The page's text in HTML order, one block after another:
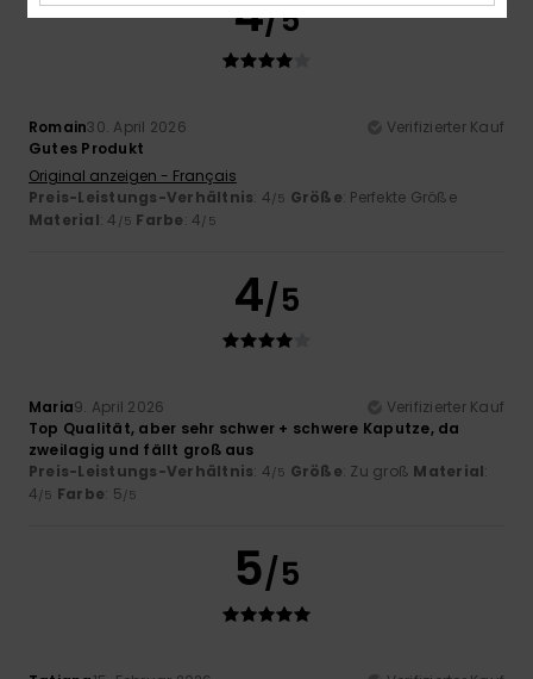
4/5
Romain30. April 2026
Verifizierter Kauf
Gutes Produkt
Original anzeigen - Français
Preis-Leistungs-Verhältnis: 4/5 Größe: Perfekte Größe
Material: 4 /5 Farbe: 4/5
4/5
Maria9. April 2026
Verifizierter Kauf
Top Qualität, aber sehr schwer + schwere Kaputze, da
zweilagig und fällt groß aus
Preis-Leistungs-Verhältnis: 4/5 Größe: Zu groß Material:
4/5 Farbe: 5/5
5/5